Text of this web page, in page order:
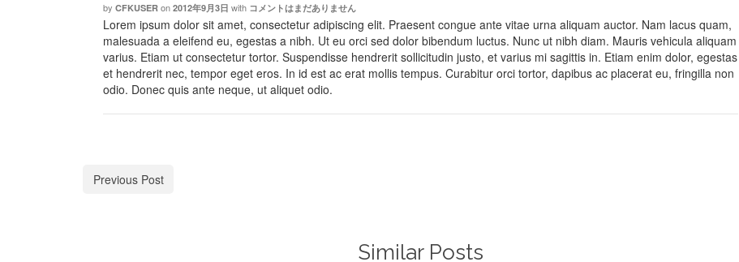
by CFKUSER on 2012年9月3日 with コメントはまだありません
Lorem ipsum dolor sit amet, consectetur adipiscing elit. Praesent congue ante vitae urna aliquam auctor. Nam lacus quam,
malesuada a eleifend eu, egestas a nibh. Ut eu orci sed dolor bibendum luctus. Nunc ut nibh diam. Mauris vehicula aliquam
varius. Etiam ut consectetur tortor. Suspendisse hendrerit sollicitudin justo, et varius mi sagittis in. Etiam enim dolor, egestas
et hendrerit nec, tempor eget eros. In id est ac erat mollis tempus. Curabitur orci tortor, dapibus ac placerat eu, fringilla non
odio. Donec quis ante neque, ut aliquet odio.
Previous Post
Similar Posts